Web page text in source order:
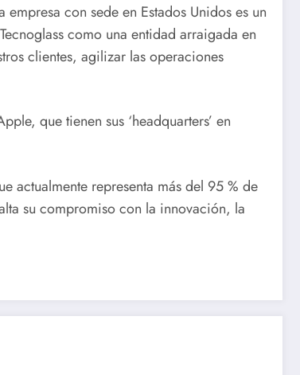
con sede en Estados Unidos es un
como una entidad arraigada en
clientes, agilizar las operaciones
que tienen sus ‘headquarters’ en
actualmente representa más del 95 % de
su compromiso con la innovación, la